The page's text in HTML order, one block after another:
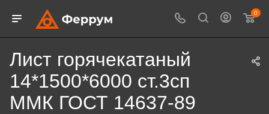
0
Лист горячекатаный
14*1500*6000 ст.3сп
ММК ГОСТ 14637-89